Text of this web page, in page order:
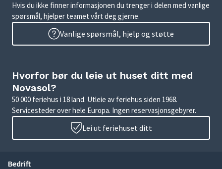
Hvis du ikke finner informasjonen du trenger i delen med vanlige
spørsmål, hjelper teamet vårt deg gjerne.
Vanlige spørsmål, hjelp og støtte
Hvorfor bør du leie ut huset ditt med
Novasol?
50 000 feriehus i 18 land. Utleie av feriehus siden 1968.
Servicesteder over hele Europa. Ingen reservasjonsgebyrer.
Lei ut feriehuset ditt
Bedrift